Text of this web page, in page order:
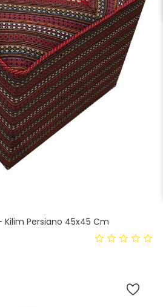
Persiano 45x45 Cm